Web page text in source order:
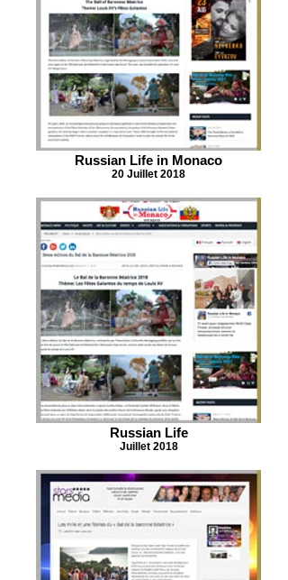
Russian Life in Monaco
20 Juillet 2018
Russian Life
Juillet 2018